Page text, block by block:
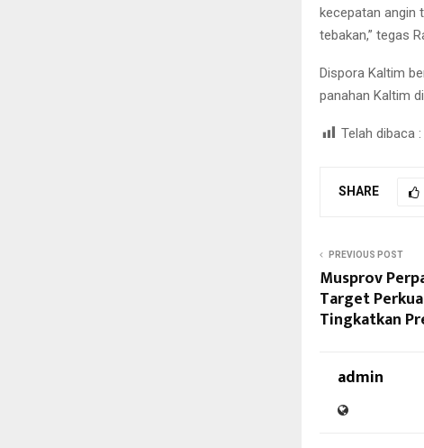
kecepatan angin
tebakan,” tegas
Dispora Kaltim
panahan Kaltim
Telah dibaca :
SHARE
PREVIOUS POST
Musprov
Target
Tingkatkan
admin